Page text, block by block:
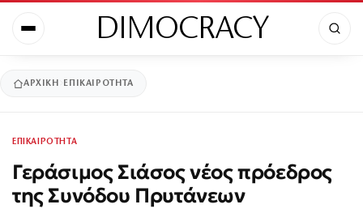
DIMOCRACY
ΑΡΧΙΚΉ ΕΠΙΚΑΙΡΟΤΗΤΑ
ΕΠΙΚΑΙΡΟΤΗΤΑ
Γεράσιμος Σιάσος νέος πρόεδρος
της Συνόδου Πρυτάνεων